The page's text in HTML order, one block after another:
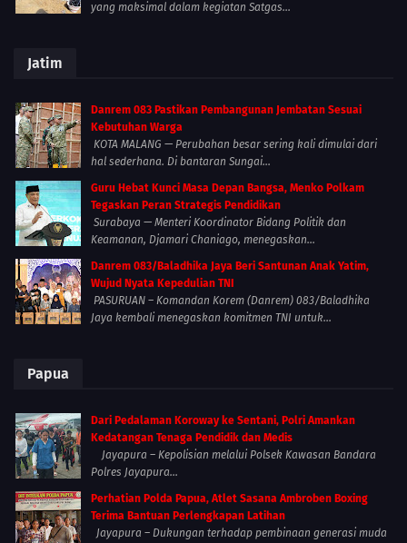
yang maksimal dalam kegiatan Satgas...
Jatim
Danrem 083 Pastikan Pembangunan Jembatan Sesuai
Kebutuhan Warga
KOTA MALANG — Perubahan besar sering kali dimulai dari
hal sederhana. Di bantaran Sungai...
Guru Hebat Kunci Masa Depan Bangsa, Menko Polkam
Tegaskan Peran Strategis Pendidikan
Surabaya — Menteri Koordinator Bidang Politik dan
Keamanan, Djamari Chaniago, menegaskan...
Danrem 083/Baladhika Jaya Beri Santunan Anak Yatim,
Wujud Nyata Kepedulian TNI
PASURUAN – Komandan Korem (Danrem) 083/Baladhika
Jaya kembali menegaskan komitmen TNI untuk...
Papua
Dari Pedalaman Koroway ke Sentani, Polri Amankan
Kedatangan Tenaga Pendidik dan Medis
Jayapura – Kepolisian melalui Polsek Kawasan Bandara
Polres Jayapura...
Perhatian Polda Papua, Atlet Sasana Ambroben Boxing
Terima Bantuan Perlengkapan Latihan
Jayapura – Dukungan terhadap pembinaan generasi muda